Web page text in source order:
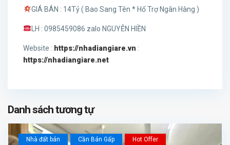
GIÁ BÁN : 14Tỷ ( Bao Sang Tên * Hổ Trợ Ngân Hàng )
LH : 0985459086 zalo NGUYỄN HIỀN
Website : https://nhadiangiare.vn :
https://nhadiangiare.net
Danh sách tương tự
Nhà đất bán Cần Bán Gấp Hot Offer